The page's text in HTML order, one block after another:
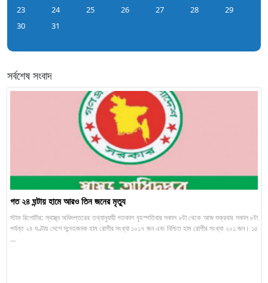
23
24 25 26 27 28
29
30
31
সর্বশেষ সংবাদ
গত ২৪ ঘন্টায় হামে আরও তিন জনের মৃত্যু
স্টাফ রিপোর্টার: স্বাস্থ্য অধিদপ্তরের তথ্যানুযায়ী গতকাল বৃহস্পতিবার সকাল ৮টা থেকে আজ শুক্রবার সকাল ৮টা
পর্যন্ত ২৪ ঘণ্টায় দেশে সন্দেহজনক হাম রোগীর সংখ্যা ১০১৭ জন এবং নিশ্চিত হাম রোগীর সংখ্যা ২০১ জন। ১৫
...